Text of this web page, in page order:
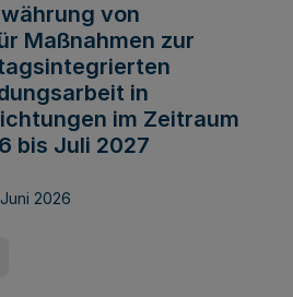
von
Maßnahmen zur
in
im Zeitraum
bis Juli 2027
2026